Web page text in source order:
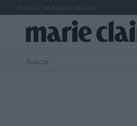
Friday 7 de August de 2026